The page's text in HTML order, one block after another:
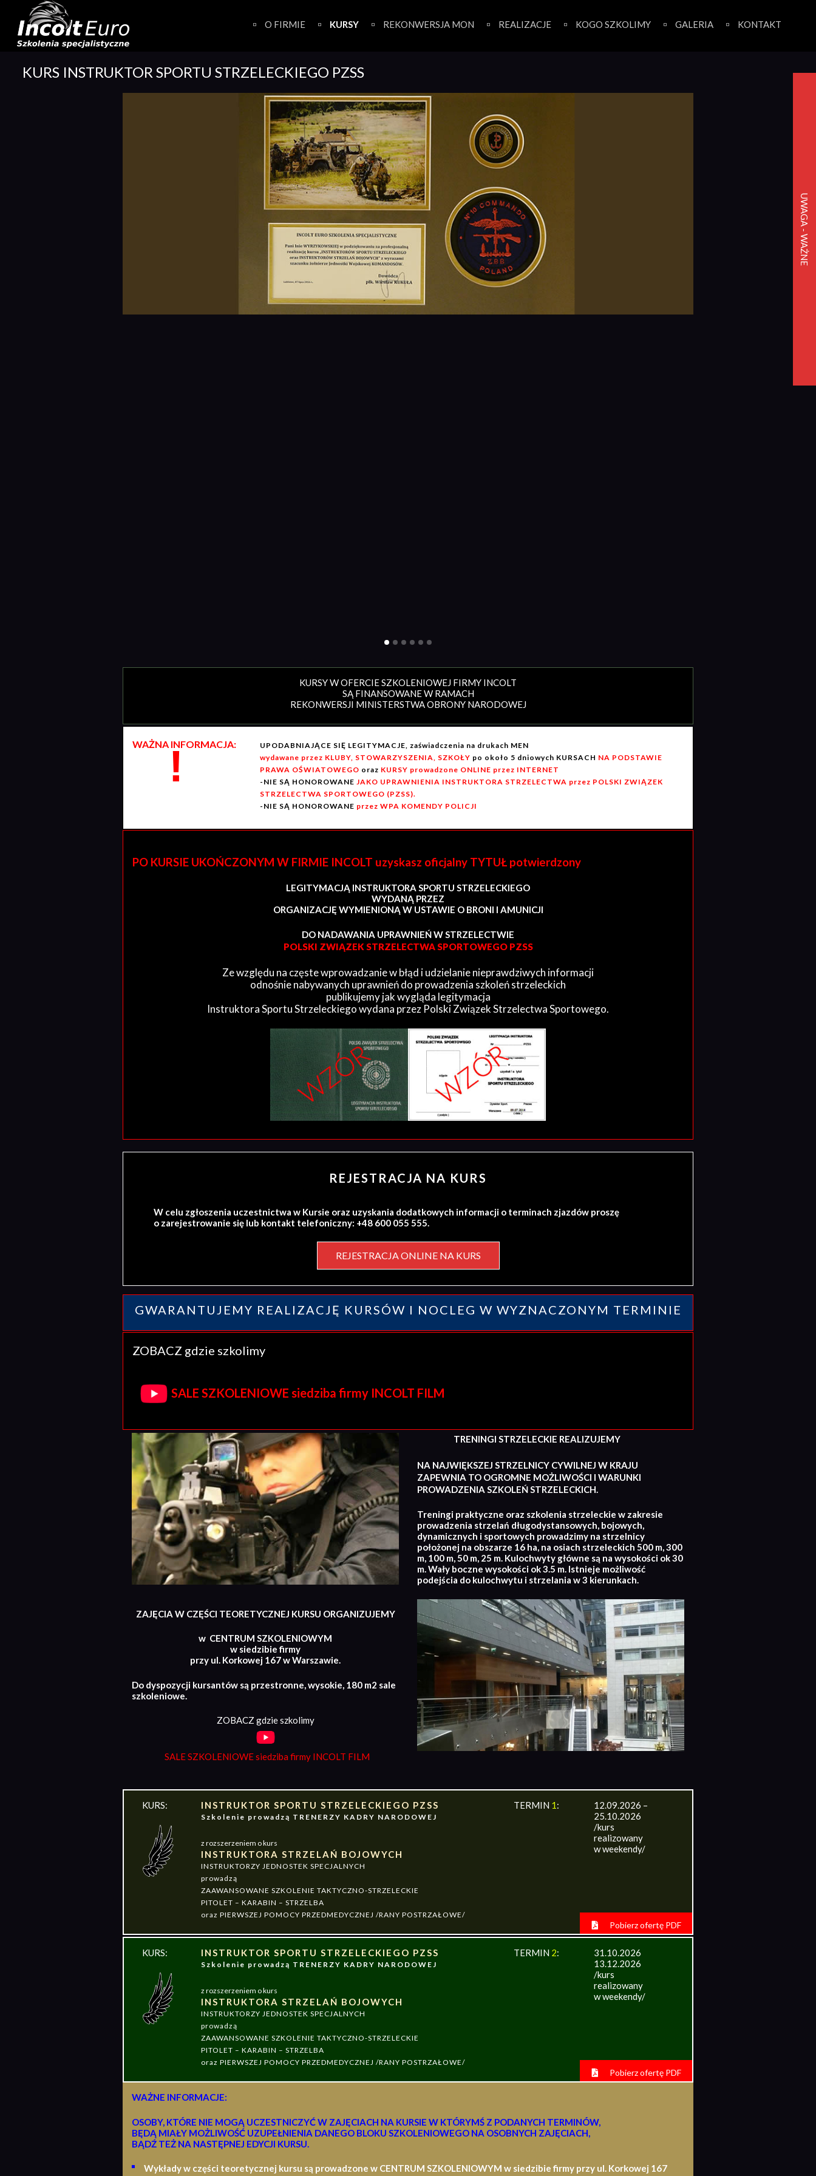
content
O FIRMIE KURSY REKONWERSJA MON REALIZACJE KOGO SZKOLIMY GALERIA KONTAKT
KURS INSTRUKTOR SPORTU STRZELECKIEGO PZSS
KURSY W OFERCIE SZKOLENIOWEJ FIRMY INCOLT
SĄ FINANSOWANE W RAMACH
REKONWERSJI MINISTERSTWA OBRONY NARODOWEJ
WAŻNA INFORMACJA:
!
UPODABNIAJĄCE SIĘ LEGITYMACJE, zaświadczenia na drukach MEN
wydawane przez KLUBY, STOWARZYSZENIA, SZKOŁY po około 5 dniowych KURSACH NA PODSTAWIE
PRAWA OŚWIATOWEGO oraz KURSY prowadzone ONLINE przez INTERNET
-NIE SĄ HONOROWANE JAKO UPRAWNIENIA INSTRUKTORA STRZELECTWA przez POLSKI ZWIĄZEK
STRZELECTWA SPORTOWEGO (PZSS).
-NIE SĄ HONOROWANE przez WPA KOMENDY POLICJI
PO KURSIE UKOŃCZONYM W FIRMIE INCOLT uzyskasz oficjalny TYTUŁ potwierdzony
LEGITYMACJĄ INSTRUKTORA SPORTU STRZELECKIEGO
WYDANĄ PRZEZ
ORGANIZACJĘ WYMIENIONĄ W USTAWIE O BRONI I AMUNICJI
DO NADAWANIA UPRAWNIEŃ W STRZELECTWIE
POLSKI ZWIĄZEK STRZELECTWA SPORTOWEGO PZSS
Ze względu na częste wprowadzanie w błąd i udzielanie nieprawdziwych informacji
odnośnie nabywanych uprawnień do prowadzenia szkoleń strzeleckich
publikujemy jak wygląda legitymacja
Instruktora Sportu Strzeleckiego wydana przez Polski Związek Strzelectwa Sportowego.
REJESTRACJA NA KURS
W celu zgłoszenia uczestnictwa w Kursie oraz uzyskania dodatkowych informacji o terminach zjazdów proszę
o zarejestrowanie się lub kontakt telefoniczny: +48 600 055 555.
REJESTRACJA ONLINE NA KURS
GWARANTUJEMY REALIZACJĘ KURSÓW I NOCLEG W WYZNACZONYM TERMINIE
ZOBACZ gdzie szkolimy
SALE SZKOLENIOWE siedziba firmy INCOLT FILM
TRENINGI STRZELECKIE REALIZUJEMY
NA NAJWIĘKSZEJ STRZELNICY CYWILNEJ W KRAJU
ZAPEWNIA TO OGROMNE MOŻLIWOŚCI I WARUNKI
PROWADZENIA SZKOLEŃ STRZELECKICH.
Treningi praktyczne oraz szkolenia strzeleckie w zakresie
prowadzenia strzelań długodystansowych, bojowych,
dynamicznych i sportowych prowadzimy na strzelnicy
położonej na obszarze 16 ha, na osiach strzeleckich 500 m, 300
m, 100 m, 50 m, 25 m. Kulochwyty główne są na wysokości ok 30
m. Wały boczne wysokości ok 3.5 m. Istnieje możliwość
podejścia do kulochwytu i strzelania w 3 kierunkach.
ZAJĘCIA W CZĘŚCI TEORETYCZNEJ KURSU ORGANIZUJEMY
w CENTRUM SZKOLENIOWYM
w siedzibie firmy
przy ul. Korkowej 167 w Warszawie.
Do dyspozycji kursantów są przestronne, wysokie, 180 m2 sale
szkoleniowe.
ZOBACZ gdzie szkolimy
SALE SZKOLENIOWE siedziba firmy INCOLT FILM
KURS: INSTRUKTOR SPORTU STRZELECKIEGO PZSS
Szkolenie prowadzą TRENERZY KADRY NARODOWEJ
z rozszerzeniem o kurs
INSTRUKTORA STRZELAŃ BOJOWYCH
INSTRUKTORZY JEDNOSTEK SPECJALNYCH
prowadzą
ZAAWANSOWANE SZKOLENIE TAKTYCZNO-STRZELECKIE
PITOLET – KARABIN – STRZELBA
oraz PIERWSZEJ POMOCY PRZEDMEDYCZNEJ /RANY POSTRZAŁOWE/
TERMIN 1:
12.09.2026 –
25.10.2026
/kurs
realizowany
w weekendy/
Pobierz ofertę PDF
KURS: INSTRUKTOR SPORTU STRZELECKIEGO PZSS
Szkolenie prowadzą TRENERZY KADRY NARODOWEJ
z rozszerzeniem o kurs
INSTRUKTORA STRZELAŃ BOJOWYCH
INSTRUKTORZY JEDNOSTEK SPECJALNYCH
prowadzą
ZAAWANSOWANE SZKOLENIE TAKTYCZNO-STRZELECKIE
PITOLET – KARABIN – STRZELBA
oraz PIERWSZEJ POMOCY PRZEDMEDYCZNEJ /RANY POSTRZAŁOWE/
TERMIN 2:
31.10.2026
13.12.2026
/kurs
realizowany
w weekendy/
Pobierz ofertę PDF
WAŻNE INFORMACJE:
OSOBY, KTÓRE NIE MOGĄ UCZESTNICZYĆ W ZAJĘCIACH NA KURSIE W KTÓRYMŚ Z PODANYCH TERMINÓW,
BĘDĄ MIAŁY MOŻLIWOŚĆ UZUPEŁNIENIA DANEGO BLOKU SZKOLENIOWEGO NA OSOBNYCH ZAJĘCIACH,
BĄDŹ TEŻ NA NASTĘPNEJ EDYCJI KURSU.
Wykłady w części teoretycznej kursu są prowadzone w CENTRUM SZKOLENIOWYM w siedzibie firmy przy ul. Korkowej 167
UWAGA - WAŻNE